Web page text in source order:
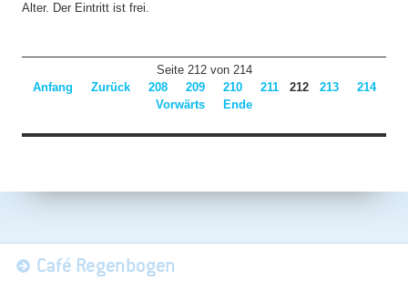
Alter. Der Eintritt ist frei.
Seite 212 von 214
Anfang
Zurück 208 209 210 211 212 213
214
Vorwärts
Ende
überspringenCafé Regenbogen